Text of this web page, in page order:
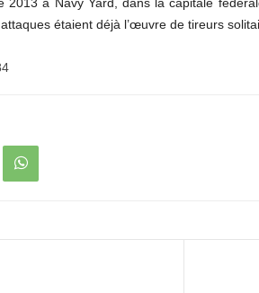
étaient déjà l’œuvre de tireurs